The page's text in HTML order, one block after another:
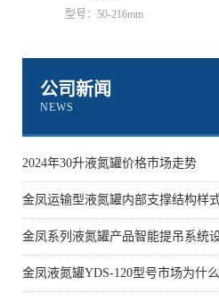
型号：50-216mm
公司新闻
NEWS
2024年30升液氮罐价格市场走势
金凤运输型液氮罐内部支撑结构样
金凤系列液氮罐产品智能提吊系统
金凤液氮罐YDS-120型号市场为什